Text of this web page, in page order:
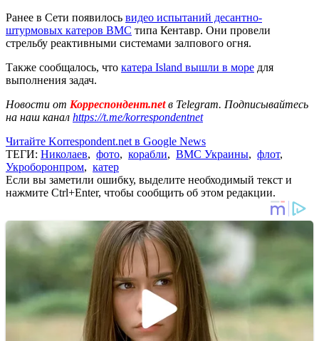
Ранее в Сети появилось видео испытаний десантно-
штурмовых катеров ВМС типа Кентавр. Они провели
стрельбу реактивными системами залпового огня.
Также сообщалось, что катера Island вышли в море для
выполнения задач.
Новости от Корреспондент.netв Telegram. Подписывайтесь
на наш канал https://t.me/korrespondentnet
Читайте Korrespondent.net в Google News
ТЕГИ: Николаев, фото, корабли, ВМС Украины, флот,
Укроборонпром, катер
Если вы заметили ошибку, выделите необходимый текст и
нажмите Ctrl+Enter, чтобы сообщить об этом редакции.